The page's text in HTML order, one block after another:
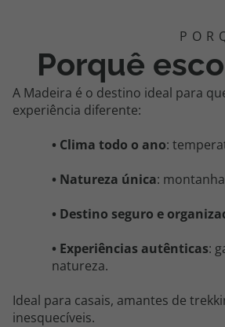
Porquê
A Madeira é o destino ideal para
experiência diferente:
• Clima todo o ano:
• Natureza única:
• Destino seguro e
• Experiências autênticas:
natureza.
Ideal para casais, amantes de
inesquecíveis.